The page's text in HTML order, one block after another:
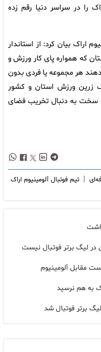
را در سراسر دنیا رقم زده
اراک بیان کرد: از استاندار
که همواره پای کار ورزش و
هر مجموعه یا فردی بدون
زرین ورزش استان و کشور
و سخت به دنبال تخریب فضای
| تیم فوتبال آلومینیوم اراک
لیگ برتر فوتبال نیست
مقابل آلومینیوم
به هم نرسید
برتر فوتبال شد